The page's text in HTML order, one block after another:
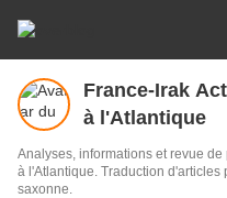
France-Irak
à l'Atlantique
Analyses, informations et revue
à l'Atlantique. Traduction d'articles parus dans la presse arabe ou anglo-
saxonne.